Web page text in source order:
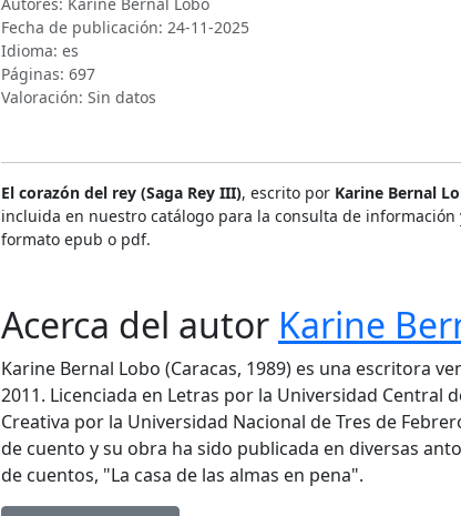
Fecha de publicación: 24-11-2025
Idioma: es
Páginas: 697
Valoración: Sin datos
El corazón del rey (Saga Rey III), escrito por Karine Bernal
incluida en nuestro catálogo para la consulta de
formato epub o pdf.
Acerca del autor Karine
Karine Bernal Lobo (Caracas, 1989) es una escritora
2011. Licenciada en Letras por la Universidad Central
Creativa por la Universidad Nacional de Tres de
de cuento y su obra ha sido publicada en diversas
de cuentos, "La casa de las almas en pena".